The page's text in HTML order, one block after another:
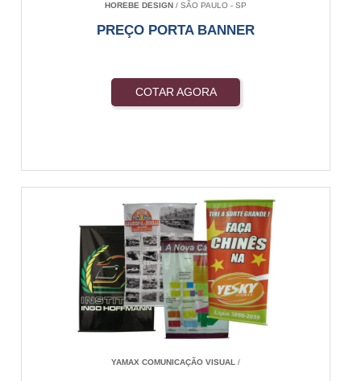
HOREBE DESIGN / SÃO PAULO - SP
PREÇO PORTA BANNER
COTAR AGORA
YAMAX COMUNICAÇÃO VISUAL /